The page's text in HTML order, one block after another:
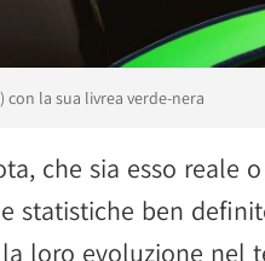
con la sua livrea verde-nera
che sia esso reale
statistiche ben
loro evoluzione nel